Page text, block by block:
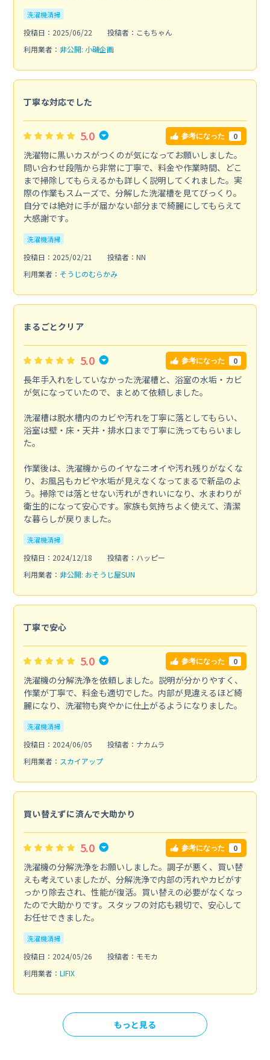
洗濯機清掃
投稿日：2025/06/22
投稿者：こもちゃん
利用業者： 非公開: 小磯企画
丁寧な対応でした
5.0 参考になった 0
洗濯物に黒いカスがつくのが気になってお願いしました。
問い合わせ段階から非常に丁寧で、料金や作業時間、どこ
まで掃除してもらえるかも詳しく説明してくれました。実
際の作業もスムーズで、分解した洗濯槽を見てびっくり。
自分では絶対に手が届かない部分まで綺麗にしてもらえて
大感謝です。
洗濯機清掃
投稿日：2025/02/21
投稿者：NN
利用業者： そうじのむらかみ
まるごとクリア
5.0 参考になった 0
長年手入れをしていなかった洗濯槽と、浴室の水垢・カビ
が気になっていたので、まとめて依頼しました。
洗濯槽は脱水槽内のカビや汚れを丁寧に落としてもらい、
浴室は壁・床・天井・排水口まで丁寧に洗ってもらいまし
た。
作業後は、洗濯機からのイヤなニオイや汚れ残りがなくな
り、お風呂もカビや水垢が見えなくなってまるで新品のよ
う。掃除では落とせない汚れがきれいになり、水まわりが
衛生的になって安心です。家族も気持ちよく使えて、清潔
な暮らしが戻りました。
洗濯機清掃
投稿日：2024/12/18
投稿者：ハッピー
利用業者： 非公開: おそうじ屋SUN
丁寧で安心
5.0 参考になった 0
洗濯機の分解洗浄を依頼しました。説明が分かりやすく、
作業が丁寧で、料金も適切でした。内部が見違えるほど綺
麗になり、洗濯物も爽やかに仕上がるようになりました。
洗濯機清掃
投稿日：2024/06/05
投稿者：ナカムラ
利用業者： スカイアップ
買い替えずに済んで大助かり
5.0 参考になった 0
洗濯機の分解洗浄をお願いしました。調子が悪く、買い替
えも考えていましたが、分解洗浄で内部の汚れやカビがす
っかり除去され、性能が復活。買い替えの必要がなくなっ
たので大助かりです。スタッフの対応も親切で、安心して
お任せできました。
洗濯機清掃
投稿日：2024/05/26
投稿者：モモカ
利用業者： LIFIX
もっと見る